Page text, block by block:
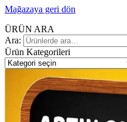
Mağazaya geri dön
ÜRÜN ARA
Ara:
Ürün Kategorileri